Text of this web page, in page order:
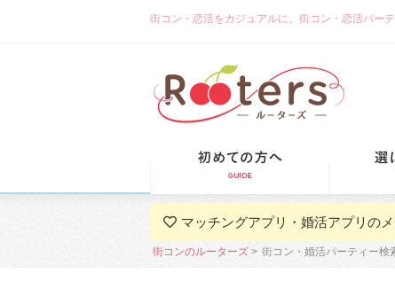
街コン・恋活をカジュアルに。街コン・恋活パー
マッチングアプリ・婚活アプリの
街コンのルーターズ 街コン・婚活パーティー検